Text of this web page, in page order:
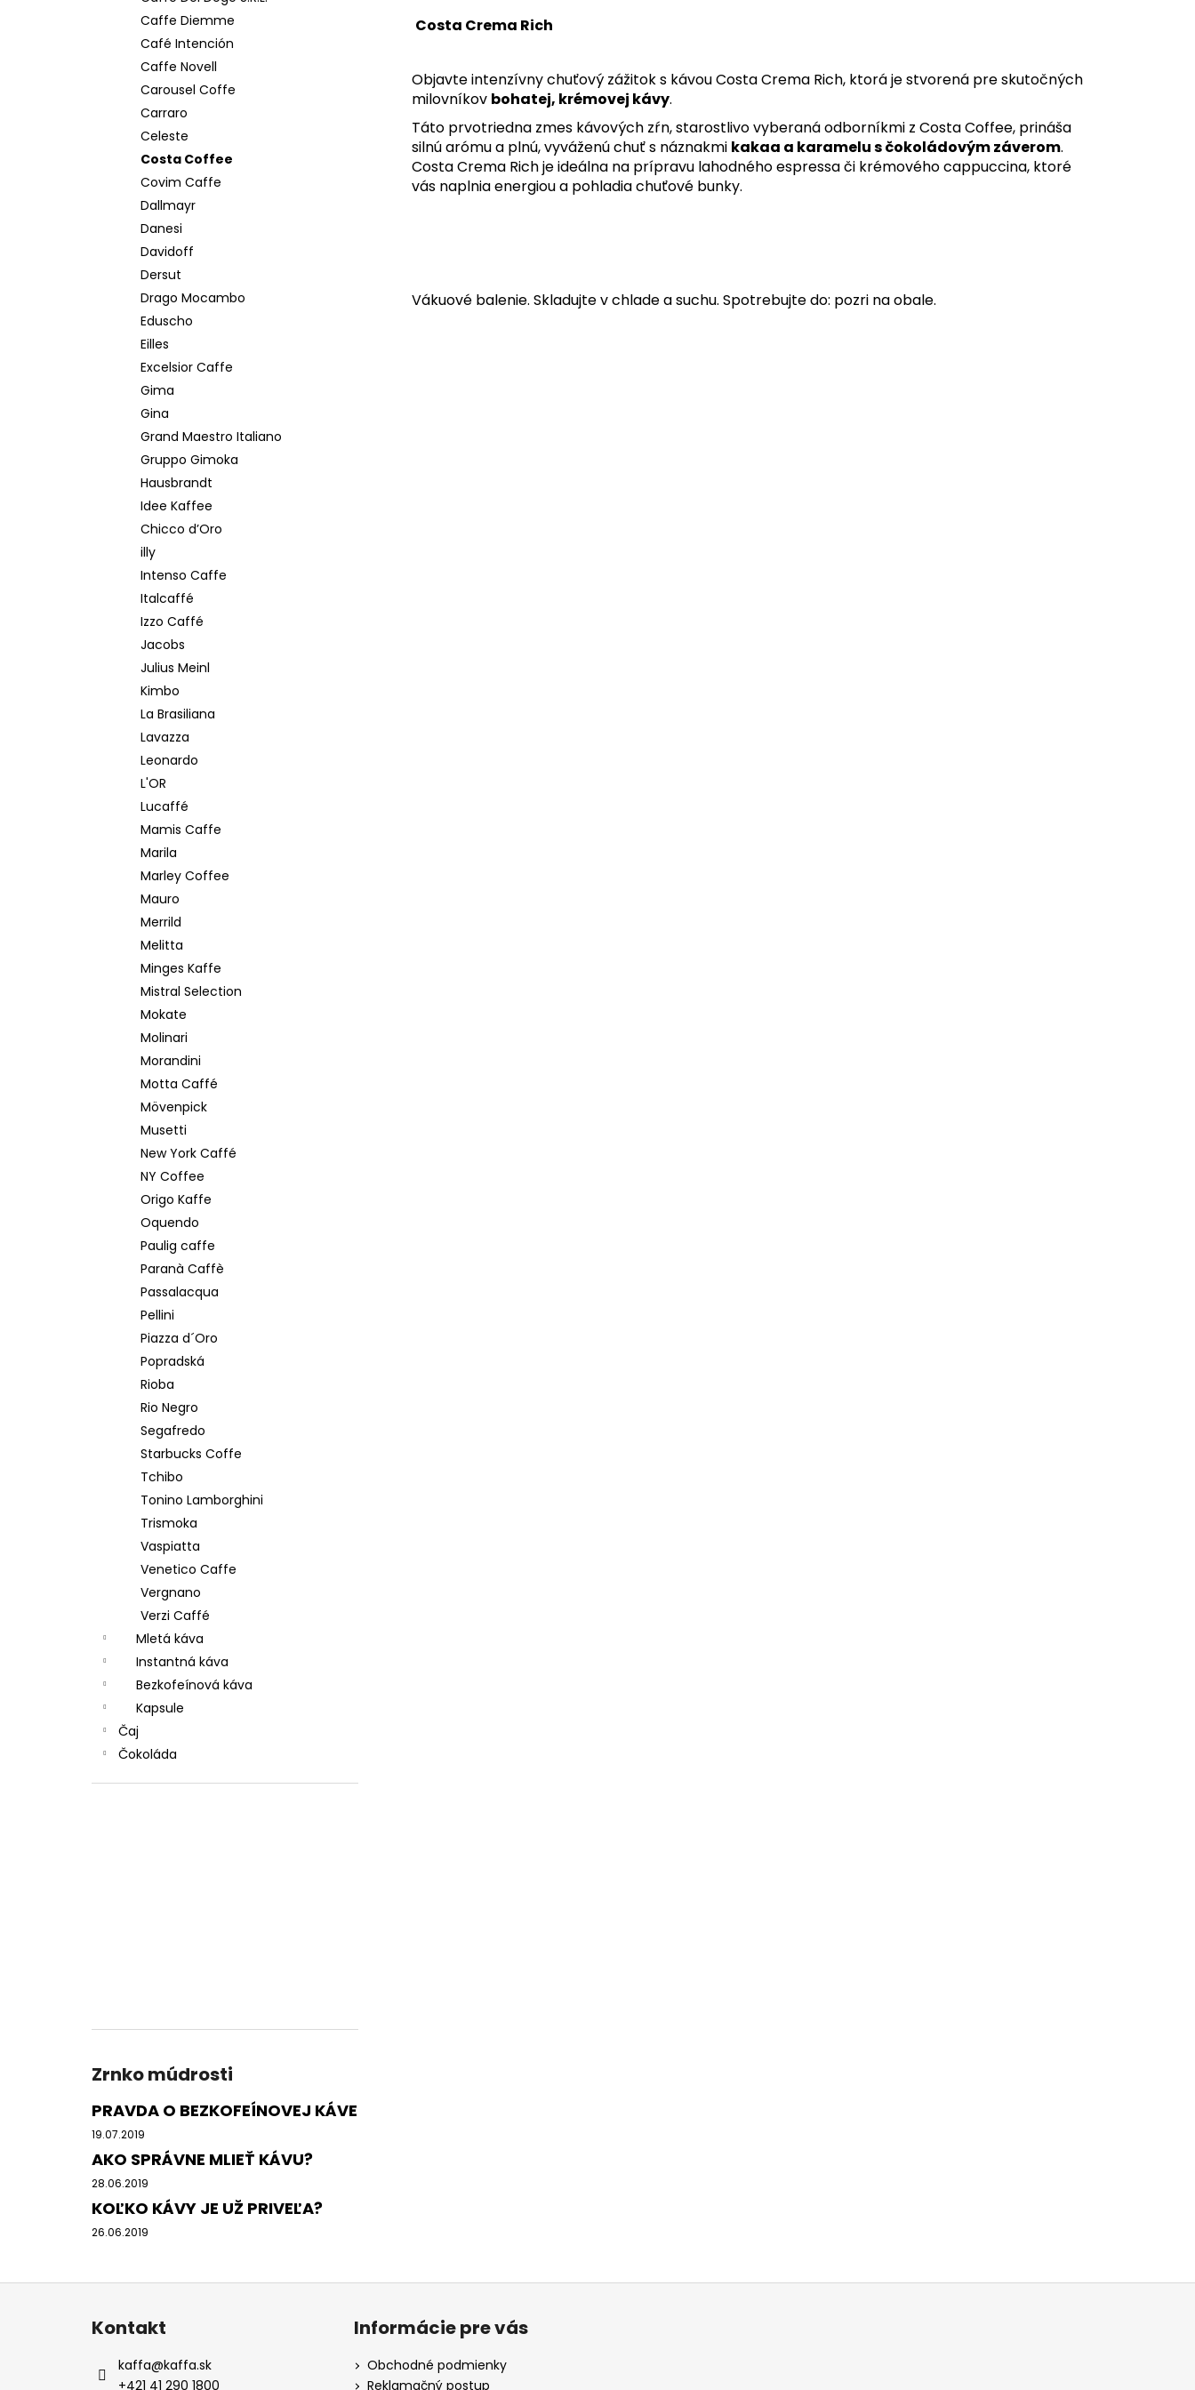
Caffe Diemme
Café Intención
Caffe Novell
Carousel Coffe
Carraro
Celeste
Costa Coffee
Covim Caffe
Dallmayr
Danesi
Davidoff
Dersut
Drago Mocambo
Eduscho
Eilles
Excelsior Caffe
Gima
Gina
Grand Maestro Italiano
Gruppo Gimoka
Hausbrandt
Idee Kaffee
Chicco d’Oro
illy
Intenso Caffe
Italcaffé
Izzo Caffé
Jacobs
Julius Meinl
Kimbo
La Brasiliana
Lavazza
Leonardo
L'OR
Lucaffé
Mamis Caffe
Marila
Marley Coffee
Mauro
Merrild
Melitta
Minges Kaffe
Mistral Selection
Mokate
Molinari
Morandini
Motta Caffé
Mövenpick
Musetti
New York Caffé
NY Coffee
Origo Kaffe
Oquendo
Paulig caffe
Paranà Caffè
Passalacqua
Pellini
Piazza d´Oro
Popradská
Rioba
Rio Negro
Segafredo
Starbucks Coffe
Tchibo
Tonino Lamborghini
Trismoka
Vaspiatta
Venetico Caffe
Vergnano
Verzi Caffé
Mletá káva
Instantná káva
Bezkofeínová káva
Kapsule
Čaj
Čokoláda
Zrnko múdrosti
PRAVDA O BEZKOFEÍNOVEJ KÁVE
19.07.2019
AKO SPRÁVNE MLIEŤ KÁVU?
28.06.2019
KOĽKO KÁVY JE UŽ PRIVEĽA?
26.06.2019
Costa Crema Rich
Objavte intenzívny chuťový zážitok s kávou Costa Crema Rich, ktorá je stvorená pre skutočných
milovníkov bohatej, krémovej kávy.
Táto prvotriedna zmes kávových zŕn, starostlivo vyberaná odborníkmi z Costa Coffee, prináša
silnú arómu a plnú, vyváženú chuť s náznakmi kakaa a karamelu s čokoládovým záverom.
Costa Crema Rich je ideálna na prípravu lahodného espressa či krémového cappuccina, ktoré
vás naplnia energiou a pohladia chuťové bunky.
Vákuové balenie. Skladujte v chlade a suchu. Spotrebujte do: pozri na obale.
Kontakt
kaffa@kaffa.sk
+421 41 290 1800
Informácie pre vás
Obchodné podmienky
Reklamačný postup